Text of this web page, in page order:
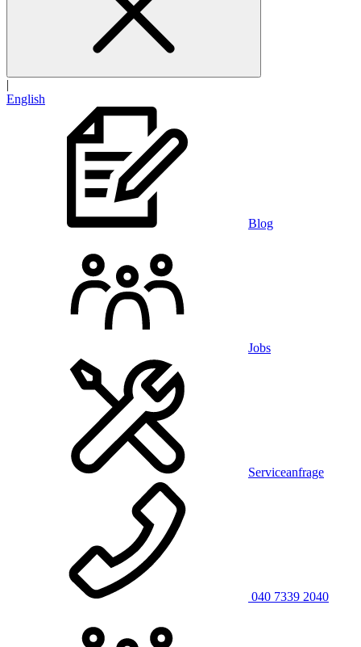
|
English
Blog
Jobs
Serviceanfrage
040 7339 2040